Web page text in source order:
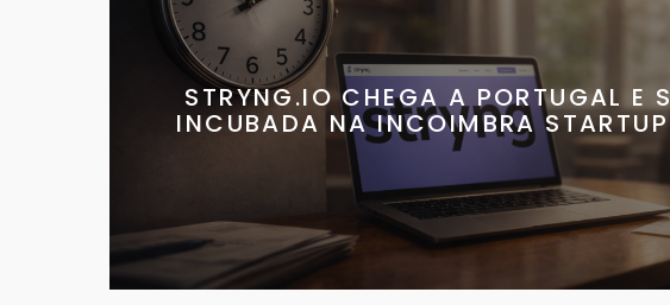
STRYNG.IO CHEGA A PORTUGAL E
INCUBADA NA INCOIMBRA STARTUP